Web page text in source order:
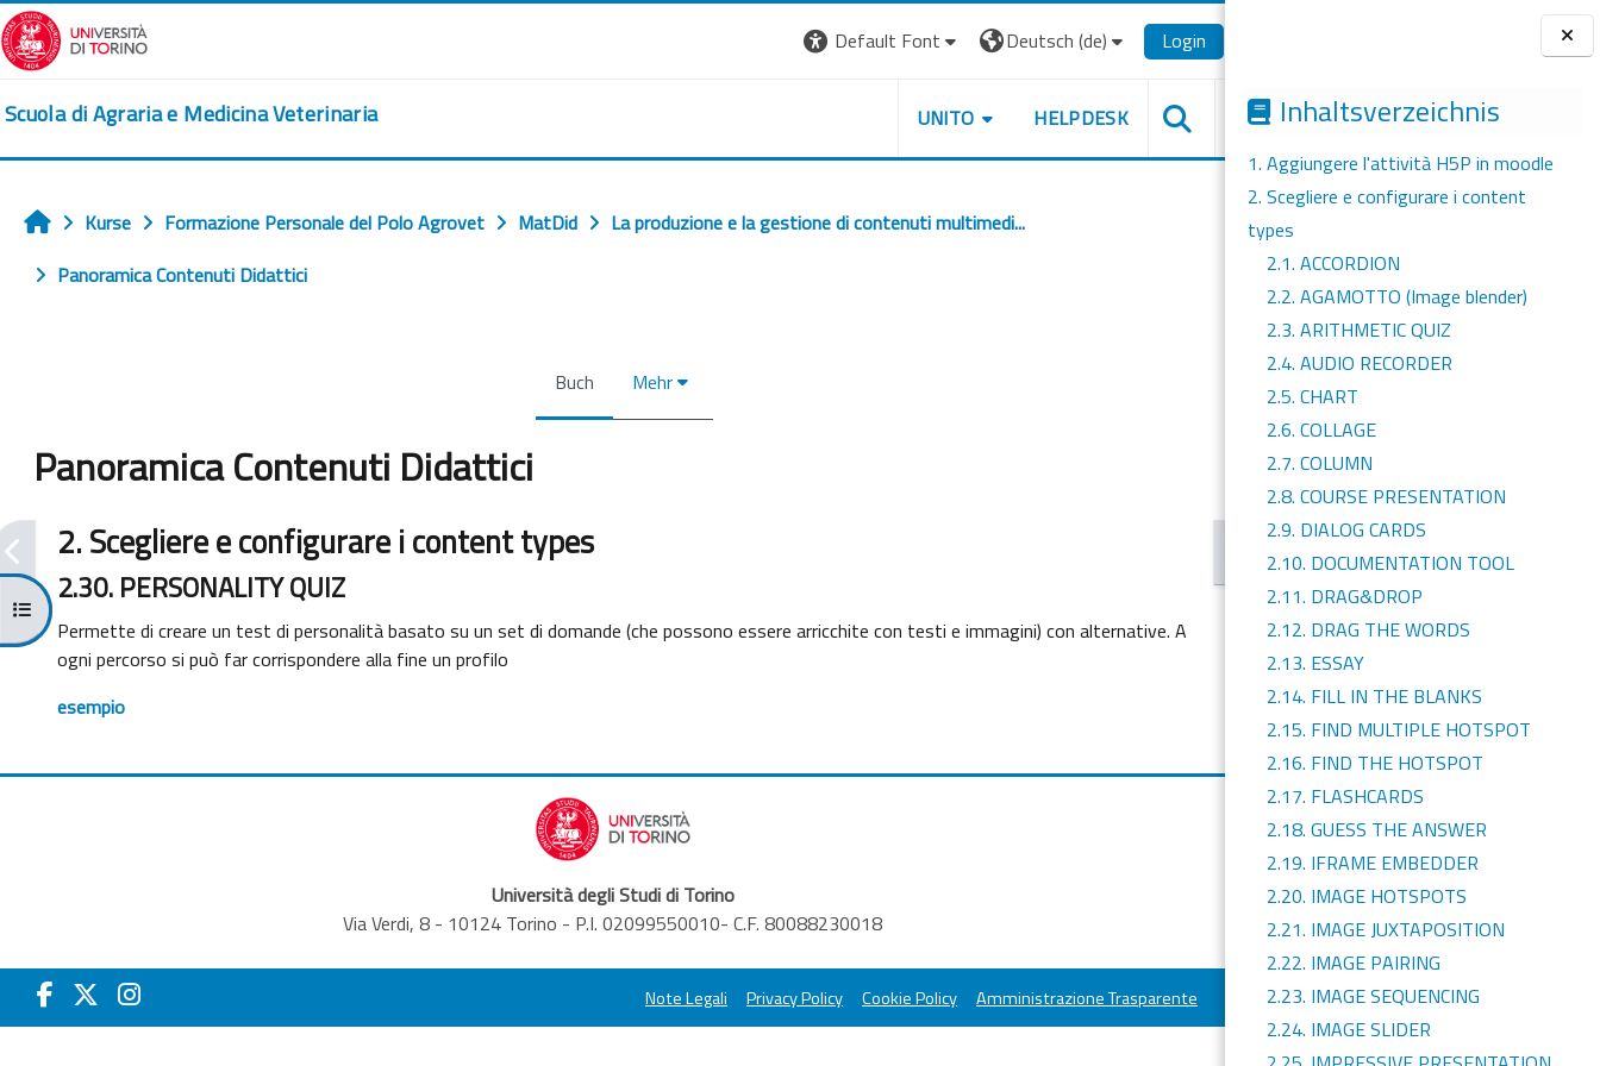
Zum Hauptinhalt
Blöcke
Inhaltsverzeichnis
1. Aggiungere l'attività H5P in moodle
2. Scegliere e configurare i content
types
2.1. ACCORDION
2.2. AGAMOTTO (Image blender)
2.3. ARITHMETIC QUIZ
2.4. AUDIO RECORDER
2.5. CHART
2.6. COLLAGE
2.7. COLUMN
2.8. COURSE PRESENTATION
2.9. DIALOG CARDS
2.10. DOCUMENTATION TOOL
2.11. DRAG&DROP
2.12. DRAG THE WORDS
2.13. ESSAY
2.14. FILL IN THE BLANKS
2.15. FIND MULTIPLE HOTSPOT
2.16. FIND THE HOTSPOT
2.17. FLASHCARDS
2.18. GUESS THE ANSWER
2.19. IFRAME EMBEDDER
2.20. IMAGE HOTSPOTS
2.21. IMAGE JUXTAPOSITION
2.22. IMAGE PAIRING
2.23. IMAGE SEQUENCING
2.24. IMAGE SLIDER
Default Font Deutsch ‎(de)‎ Login
Scuola di Agraria e Medicina Veterinaria UNITO HELPDESK
Kursindex öffnen
Startseite
Kurse Formazione Personale del Polo Agrovet MatDid
La produzione e la gestione di contenuti multimedi...
Panoramica Contenuti Didattici
Buch Mehr
Panoramica Contenuti Didattici
2. Scegliere e configurare i content types
2.30. PERSONALITY QUIZ
Permette di creare un test di personalità basato su un set di domande (che possono essere arricchite con testi e immagini) con alternative. A
ogni percorso si può far corrispondere alla fine un profilo
esempio
Università degli Studi di Torino
Via Verdi, 8 - 10124 Torino - P.I. 02099550010- C.F. 80088230018
Note Legali Privacy Policy Cookie Policy Amministrazione Trasparente